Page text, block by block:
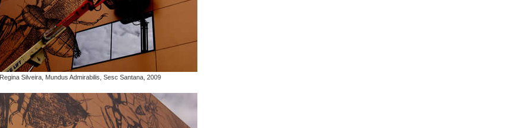
Regina Silveira, Mundus Admirabilis, Sesc Santana, 2009